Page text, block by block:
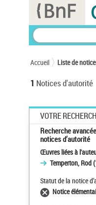
Accueil Liste de
1 Notices d'autorité
VOTRE
Recherche
notices d’autorité
Œuvres liées à
Temperton, Rod
Statut de la notice
Notice
Panneau de gestion des cookies